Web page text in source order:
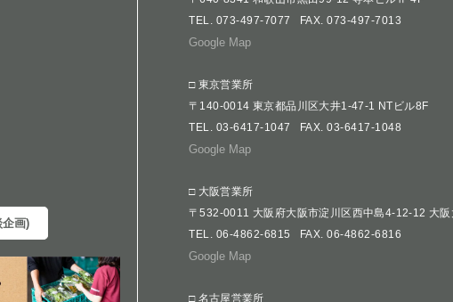
画)
TEL. 073-497-7077 FAX. 073-497-7013
Google Map
□ 東京営業所
〒140-0014 東京都品川区大井1-47-1 NTビル8F
TEL. 03-6417-1047 FAX. 03-6417-1048
Google Map
□ 大阪営業所
〒532-0011 大阪府大阪市淀川区西中島4-12-12 大
TEL. 06-4862-6815 FAX. 06-4862-6816
Google Map
□ 名古屋営業所